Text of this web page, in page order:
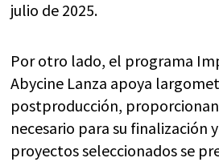
julio de 2025.
Por otro lado, el programa
Abycine Lanza apoya
postproducción,
necesario para su finalización
proyectos seleccionados se